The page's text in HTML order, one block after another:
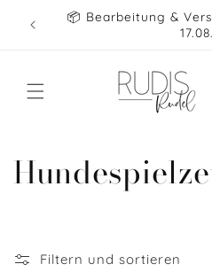
zum
📦 Bearbeitung &
17.08.
K
t
Filtern und sortieren